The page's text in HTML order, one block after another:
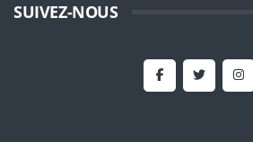
SUIVEZ-NOUS